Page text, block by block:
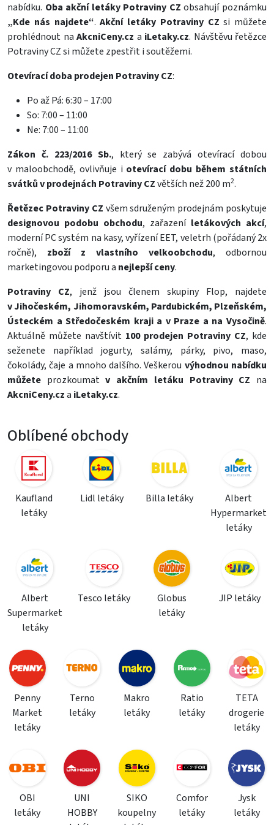
nabídku. Oba akční letáky Potraviny CZ obsahují poznámku
„Kde nás najdete“.Akční letáky Potraviny CZ si můžete
prohlédnout na AkcniCeny.cz a iLetaky.cz. Návštěvu řetězce
Potraviny CZ si můžete zpestřit i soutěžemi.
Otevírací doba prodejen Potraviny CZ:
Po až Pá: 6:30 – 17:00
So: 7:00 – 11:00
Ne: 7:00 – 11:00
Zákon č. 223/2016 Sb., který se zabývá otevírací dobou
v maloobchodě, ovlivňuje i otevírací dobu během státních
svátků v prodejnách Potraviny CZvětších než 200 m2.
Řetězec Potraviny CZ všem sdruženým prodejnám poskytuje
designovou podobu obchodu, zařazení letákových akcí,
moderní PC systém na kasy, vyřízení EET, veletrh (pořádaný 2x
ročně), zboží z vlastního velkoobchodu, odbornou
marketingovou podporu a nejlepší ceny.
Potraviny CZ, jenž jsou členem skupiny Flop, najdete
v Jihočeském, Jihomoravském, Pardubickém, Plzeňském,
Ústeckém a Středočeském kraji a v Praze a na Vysočině.
Aktuálně můžete navštívit 100 prodejen Potraviny CZ, kde
seženete například jogurty,salámy, párky, pivo, maso,
čokolády,čaje a mnoho dalšího. Veškerou výhodnou nabídku
můžete prozkoumatv akčním letáku Potraviny CZ na
AkcniCeny.cza iLetaky.cz.
Oblíbené obchody
Kaufland
letáky
Lidl letáky Billa letáky
Albert
Hypermarket
letáky
Albert
Supermarket
letáky
Tesco letáky
Globus
letáky
JIP letáky
Penny
Market
letáky
Terno
letáky
Makro
letáky
Ratio
letáky
TETA
drogerie
letáky
OBI
letáky
UNI
HOBBY
SIKO
koupelny
Comfor
letáky
Jysk
letáky